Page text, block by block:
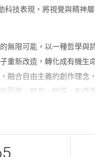
技表現，將視覺與精神
無限可能，以一種哲學與
重新改造，轉化成有機生
融合自由主義的創作理念
圖像、聲音、物質、影像
時光的機器，一部可說故